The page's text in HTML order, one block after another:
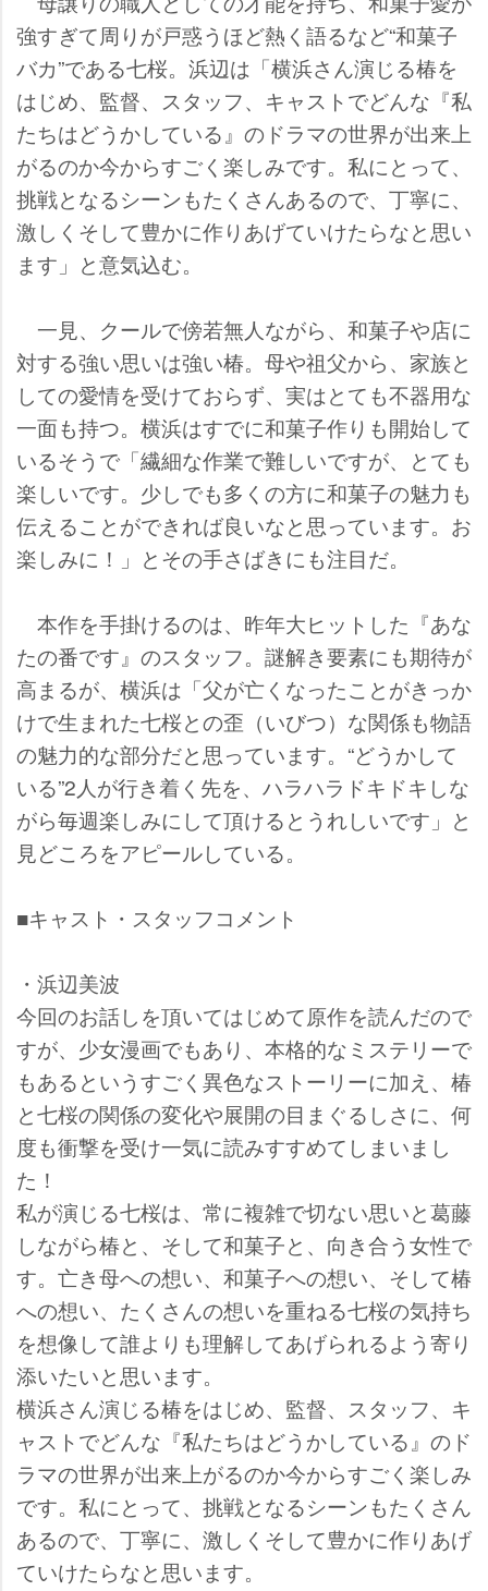
強すぎて周りが戸惑うほど熱く語るなど“和菓子
バカ”である七桜。浜辺は「横浜さん演じる椿を
はじめ、監督、スタッフ、キャストでどんな『私
たちはどうかしている』のドラマの世界が出来上
がるのか今からすごく楽しみです。私にとって、
挑戦となるシーンもたくさんあるので、丁寧に、
激しくそして豊かに作りあげていけたらなと思い
ます」と意気込む。
一見、クールで傍若無人ながら、和菓子や店に
対する強い思いは強い椿。母や祖父から、家族と
しての愛情を受けておらず、実はとても不器用な
一面も持つ。横浜はすでに和菓子作りも開始して
いるそうで「繊細な作業で難しいですが、とても
楽しいです。少しでも多くの方に和菓子の魅力も
伝えることができれば良いなと思っています。お
楽しみに！」とその手さばきにも注目だ。
本作を手掛けるのは、昨年大ヒットした『あな
たの番です』のスタッフ。謎解き要素にも期待が
高まるが、横浜は「父が亡くなったことがきっか
けで生まれた七桜との歪（いびつ）な関係も物語
の魅力的な部分だと思っています。“どうかして
いる”2人が行き着く先を、ハラハラドキドキしな
がら毎週楽しみにして頂けるとうれしいです」と
見どころをアピールしている。
■キャスト・スタッフコメント
・浜辺美波
今回のお話しを頂いてはじめて原作を読んだので
すが、少女漫画でもあり、本格的なミステリーで
もあるというすごく異色なストーリーに加え、椿
と七桜の関係の変化や展開の目まぐるしさに、何
度も衝撃を受け一気に読みすすめてしまいまし
た！
私が演じる七桜は、常に複雑で切ない思いと葛藤
しながら椿と、そして和菓子と、向き合う女性で
す。亡き母への想い、和菓子への想い、そして椿
への想い、たくさんの想いを重ねる七桜の気持ち
を想像して誰よりも理解してあげられるよう寄り
添いたいと思います。
横浜さん演じる椿をはじめ、監督、スタッフ、キ
ャストでどんな『私たちはどうかしている』のド
ラマの世界が出来上がるのか今からすごく楽しみ
です。私にとって、挑戦となるシーンもたくさん
あるので、丁寧に、激しくそして豊かに作りあげ
ていけたらなと思います。